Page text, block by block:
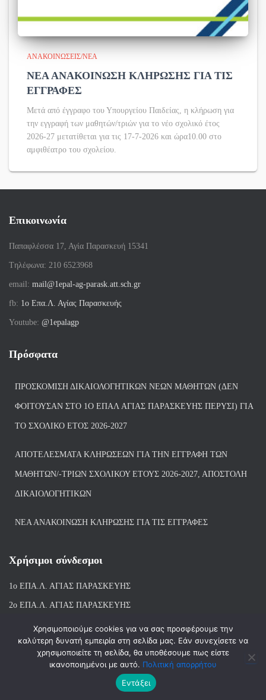
ΑΝΑΚΟΙΝΏΣΕΙΣ/ΝΈΑ
ΝΕΑ ΑΝΑΚΟΙΝΩΣΗ ΚΛΗΡΩΣΗΣ ΓΙΑ ΤΙΣ
ΕΓΓΡΑΦΕΣ
Μετά από έγγραφο του Υπουργείου Παιδείας, η κλήρωση για
την εγγραφή των μαθητών/τριών για το νέο σχολικό έτος
2026-27 μετατίθεται για τις 17-7-2026 και ώρα10.00 στο
αμφιθέατρο του σχολείου.
Επικοινωνία
Παπαφλέσσα 17, Αγία Παρασκευή 15341
Tηλέφωνα: 210 6523968
email: mail@1epal-ag-parask.att.sch.gr
fb: 1ο Επα.Λ. Αγίας Παρασκευής
Youtube: @1epalagp
Πρόσφατα
ΠΡΟΣΚΌΜΙΣΗ ΔΙΚΑΙΟΛΟΓΗΤΙΚΏΝ ΝΈΩΝ ΜΑΘΗΤΏΝ (ΔΕΝ
ΦΟΙΤΟΎΣΑΝ ΣΤΟ 1Ο ΕΠΑΛ ΑΓΙΑΣ ΠΑΡΑΣΚΕΥΗΣ ΠΈΡΥΣΙ) ΓΙΑ
ΤΟ ΣΧΟΛΙΚΌ ΈΤΟΣ 2026-2027
ΑΠΟΤΕΛΈΣΜΑΤΑ ΚΛΗΡΏΣΕΩΝ ΓΙΑ ΤΗΝ ΕΓΓΡΑΦΉ ΤΩΝ
ΜΑΘΗΤΏΝ/-ΤΡΙΏΝ ΣΧΟΛΙΚΟΎ ΈΤΟΥΣ 2026-2027, ΑΠΟΣΤΟΛΉ
ΔΙΚΑΙΟΛΟΓΗΤΙΚΏΝ
ΝΕΑ ΑΝΑΚΟΙΝΩΣΗ ΚΛΗΡΩΣΗΣ ΓΙΑ ΤΙΣ ΕΓΓΡΑΦΕΣ
Χρήσιμοι σύνδεσμοι
1ο ΕΠΑ.Λ. ΑΓΙΑΣ ΠΑΡΑΣΚΕΥΗΣ
2ο ΕΠΑ.Λ. ΑΓΙΑΣ ΠΑΡΑΣΚΕΥΗΣ
1ο Ε.Κ. ΑΓΙΑΣ ΠΑΡΑΣΚΕΥΗΣ
ΒΙΒΛΙΟΘΗΚΗ 1ου & 2ου ΕΠΑΛ ΑΓΙΑΣ ΠΑΡΑΣΚΕΥΗΣ
Χρησιμοποιούμε cookies για να σας προσφέρουμε την
καλύτερη δυνατή εμπειρία στη σελίδα μας. Εάν συνεχίσετε να
χρησιμοποιείτε τη σελίδα, θα υποθέσουμε πως είστε
ικανοποιημένοι με αυτό. Πολιτική απορρήτου
Εντάξει